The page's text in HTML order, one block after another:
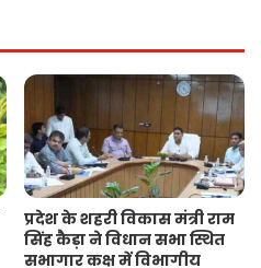
प्रदेश के शहरी विकास मंत्री राम
सिंह कैड़ा ने विधान सभा स्थित
सभागार कक्ष में विभागीय